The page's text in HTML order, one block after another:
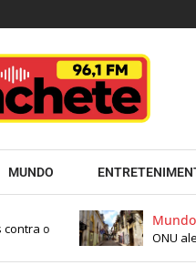
MUNDO
o
Mundo
ONU alerta